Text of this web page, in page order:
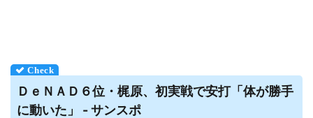
ＤｅＮＡＤ６位・梶原、初実戦で安打「体が勝手
に動いた」 - サンスポ